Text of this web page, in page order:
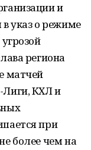
и
указ о режиме
региона
матчей
Лиги, КХЛ и
при
более чем на